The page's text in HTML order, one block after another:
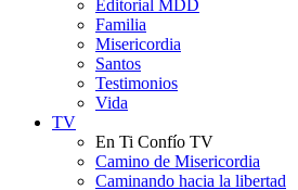
Editorial MDD
Familia
Misericordia
Santos
Testimonios
Vida
TV
En Ti Confío TV
Camino de Misericordia
Caminando hacia la libertad